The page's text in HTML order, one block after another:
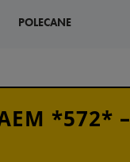
POLECANE
*572* –